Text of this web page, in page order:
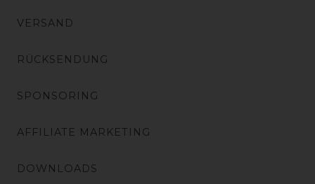
VERSAND
RÜCKSENDUNG
SPONSORING
AFFILIATE MARKETING
DOWNLOADS